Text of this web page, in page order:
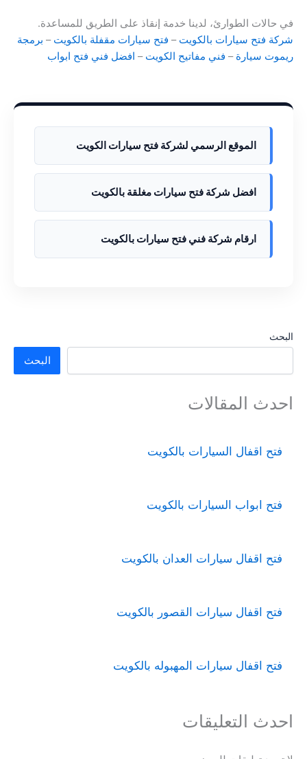
في حالات الطوارئ، لدينا خدمة إنقاذ على الطريق للمساعدة.
شركة فتح سيارات بالكويت – فتح سيارات مقفلة بالكويت – برمجة
ريموت سيارة – فني مفاتيح الكويت – افضل فني فتح ابواب
الموقع الرسمي لشركة فتح سيارات الكويت
افضل شركة فتح سيارات مغلقة بالكويت
ارقام شركة فني فتح سيارات بالكويت
البحث
البحث
احدث المقالات
فتح اقفال السيارات بالكويت
فتح ابواب السيارات بالكويت
فتح اقفال سيارات العدان بالكويت
فتح اقفال سيارات القصور بالكويت
فتح اقفال سيارات المهبوله بالكويت
احدث التعليقات